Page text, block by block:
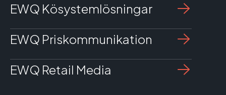
EWQ Kösystemlösningar
EWQ Priskommunikation
EWQ Retail Media